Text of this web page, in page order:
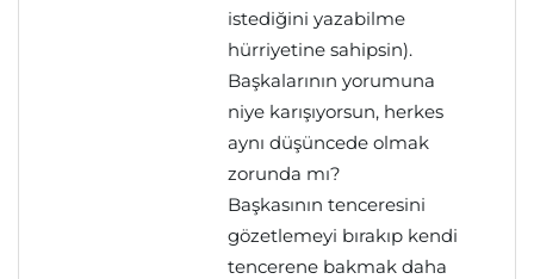
istediğini yazabilme
hürriyetine sahipsin).
Başkalarının yorumuna
niye karışıyorsun, herkes
aynı düşüncede olmak
zorunda mı?
Başkasının tenceresini
gözetlemeyi bırakıp kendi
tencerene bakmak daha